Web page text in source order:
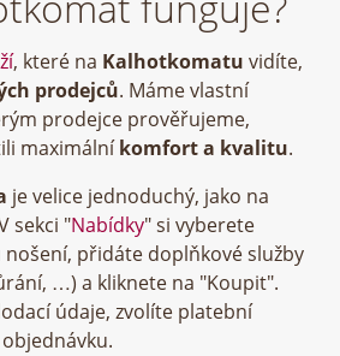
, které na Kalhotkomatu vidíte,
prodejců. Máme vlastní
prodejce prověřujeme,
maximálníkomfort a kvalitu.
je velice jednoduchý, jako na
sekci "Nabídky" si vyberete
přidáte doplňkové služby
…) a kliknete na "Koupit".
údaje, zvolíte platební